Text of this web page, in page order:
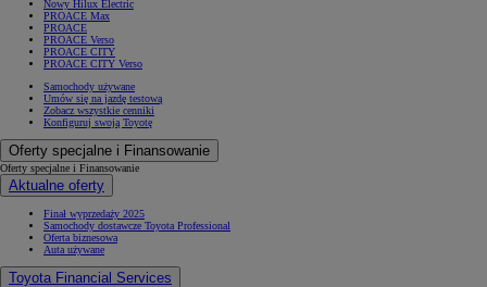
Nowy Hilux Electric
PROACE Max
PROACE
PROACE Verso
PROACE CITY
PROACE CITY Verso
Samochody używane
Umów się na jazdę testową
Zobacz wszystkie cenniki
Konfiguruj swoją Toyotę
Oferty specjalne i Finansowanie
Oferty specjalne i Finansowanie
Aktualne oferty
Finał wyprzedaży 2025
Samochody dostawcze Toyota Professional
Oferta biznesowa
Auta używane
Toyota Financial Services